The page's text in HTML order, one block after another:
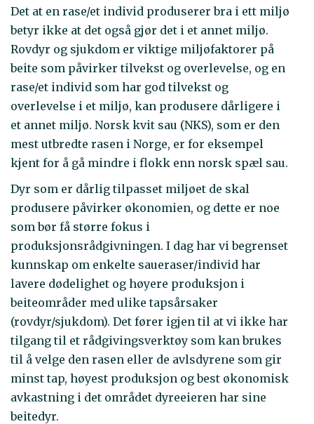
Det at en rase/et individ produserer bra i ett miljø
betyr ikke at det også gjør det i et annet miljø.
Rovdyr og sjukdom er viktige miljøfaktorer på
beite som påvirker tilvekst og overlevelse, og en
rase/et individ som har god tilvekst og
overlevelse i et miljø, kan produsere dårligere i
et annet miljø. Norsk kvit sau (NKS), som er den
mest utbredte rasen i Norge, er for eksempel
kjent for å gå mindre i flokk enn norsk spæl sau.
Dyr som er dårlig tilpasset miljøet de skal
produsere påvirker økonomien, og dette er noe
som bør få større fokus i
produksjonsrådgivningen. I dag har vi begrenset
kunnskap om enkelte saueraser/individ har
lavere dødelighet og høyere produksjon i
beiteområder med ulike tapsårsaker
(rovdyr/sjukdom). Det fører igjen til at vi ikke har
tilgang til et rådgivingsverktøy som kan brukes
til å velge den rasen eller de avlsdyrene som gir
minst tap, høyest produksjon og best økonomisk
avkastning i det området dyreeieren har sine
beitedyr.